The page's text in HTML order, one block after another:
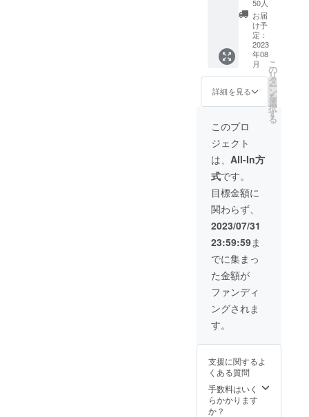
mokibo
Fusion
Keyboa
rdユニ
バーサ
ル 1台
一般販
売価格
15,400
円(税込)
の製品
を
20％OF
Fでご提
供いた
しま
す。 ★
送料込
みの価
格で
す。
50人
お届
け予
定：
2023
年08
月
詳細を見る
こ
の
リ
タ
ー
ン
を
選
択
す
る
このプロ
ジェクト
は、 All-In方
式です。
目標金額に
関わらず、
2023/07/31
23:59:59ま
でに集まっ
た金額が
ファンディ
ングされま
す。
支援に関するよ
くある質問
手数料はいく
らかかります
か？